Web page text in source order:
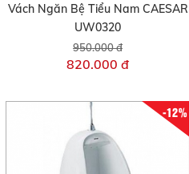
Vách Ngăn Bệ Tiểu Nam CAESAR
UW0320
950.000 đ
820.000 đ
-12%